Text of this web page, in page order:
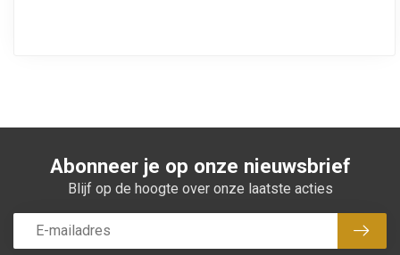
Abonneer je op onze nieuwsbrief
Blijf op de hoogte over onze laatste acties